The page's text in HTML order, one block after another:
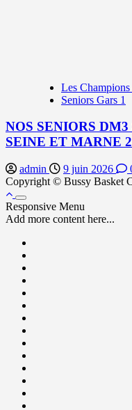
Les
Seniors Gars 1
NOS SENIORS
SEINE ET MARNE
admin 9 juin 2026
Copyright © Bussy Basket
Responsive Menu
Add more content here...